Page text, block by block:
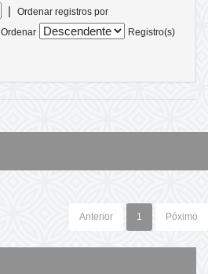
|
Ordenar registros por
Ordenar
Registro(s)
Anterior 1 Póximo